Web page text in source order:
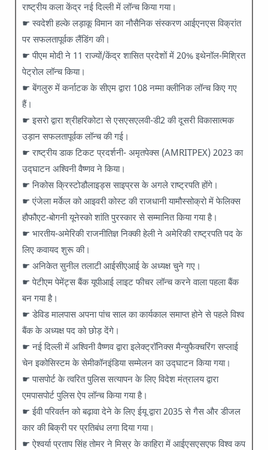
राष्ट्रीय कला केंद्र नई दिल्ली में लॉन्च किया गया।
☛ स्वदेशी हल्के लड़ाकू विमान का नौसैनिक संस्करण आईएनएस विक्रांत
पर सफलतापूर्वक लैंडिंग की।
☛ पीएम मोदी ने 11 राज्यों/केंद्र शासित प्रदेशों में 20% इथेनॉल-मिश्रित
पेट्रोल लॉन्च किया।
☛ बेंगलुरु में कर्नाटक के सीएम द्वारा 108 नम्मा क्लीनिक लॉन्च किए गए
हैं।
☛ इसरो द्वारा श्रीहरिकोटा से एसएसएलवी-डी2 की दूसरी विकासात्मक
उड़ान सफलतापूर्वक लॉन्च की गई।
☛ राष्ट्रीय डाक टिकट प्रदर्शनी- अमृतपेक्स (AMRITPEX) 2023 का
उद्घाटन अश्विनी वैष्णव ने किया।
☛ निकोस क्रिस्टोडौलाइड्स साइप्रस के अगले राष्ट्रपति होंगे।
☛ एंजेला मर्केल को आइवरी कोस्ट की राजधानी यामौस्सोक्रो में फेलिक्स
हौफौएट-बोगनी यूनेस्को शांति पुरस्कार से सम्मानित किया गया है।
☛ भारतीय-अमेरिकी राजनीतिज्ञ निक्की हेली ने अमेरिकी राष्ट्रपति पद के
लिए कवायद शुरू की।
☛ अनिकेत सुनील तलाटी आईसीएआई के अध्यक्ष चुने गए।
☛ पेटीएम पेमेंट्स बैंक यूपीआई लाइट फीचर लॉन्च करने वाला पहला बैंक
बन गया है।
☛ डेविड मालपास अपना पांच साल का कार्यकाल समाप्त होने से पहले विश्व
बैंक के अध्यक्ष पद को छोड़ देंगे।
☛ नई दिल्ली में अश्विनी वैष्णव द्वारा इलेक्ट्रॉनिक्स मैन्युफैक्चरिंग सप्लाई
चेन इकोसिस्टम के सेमीकॉनइंडिया सम्मेलन का उद्घाटन किया गया।
☛ पासपोर्ट के त्वरित पुलिस सत्यापन के लिए विदेश मंत्रालय द्वारा
एमपासपोर्ट पुलिस ऐप लॉन्च किया गया है।
☛ ईवी परिवर्तन को बढ़ावा देने के लिए ईयू द्वारा 2035 से गैस और डीजल
कार की बिक्री पर प्रतिबंध लगा दिया गया।
☛ ऐश्वर्या प्रताप सिंह तोमर ने मिस्र के काहिरा में आईएसएसएफ विश्व कप